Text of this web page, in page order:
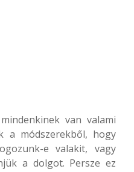
van valami
a módszerekből, hogy
e valakit, vagy
a dolgot. Persze ez